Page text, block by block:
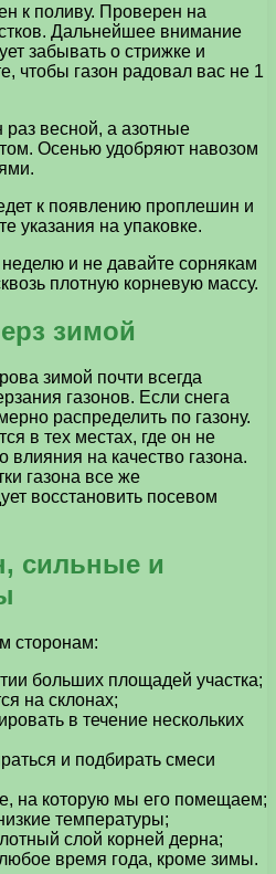
к поливу. Проверен на
Дальнейшее внимание
забывать о стрижке и
чтобы газон радовал вас не 1
весной, а азотные
Осенью удобряют навозом
к появлению проплешин и
указания на упаковке.
и не давайте сорнякам
плотную корневую массу.
зимой
зимой почти всегда
газонов. Если снега
распределить по газону.
в тех местах, где он не
влияния на качество газона.
газона все же
восстановить посевом
сильные и
сторонам:
больших площадей участка;
на склонах;
в течение нескольких
и подбирать смеси
на которую мы его помещаем;
температуры;
слой корней дерна;
время года, кроме зимы.